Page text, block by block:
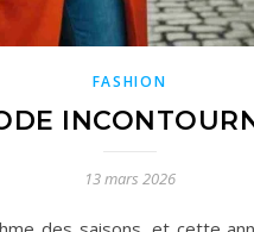
FASHION
13 mars 2026